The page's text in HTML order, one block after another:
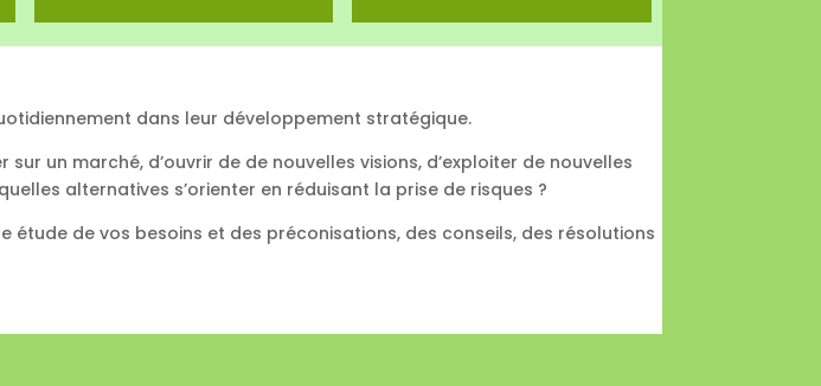
dans leur développement stratégique.
un marché, d’ouvrir de de nouvelles visions, d’exploiter de nouvelles
alternatives s’orienter en réduisant la prise de risques ?
étude de vos besoins et des préconisations, des conseils, des résolutions